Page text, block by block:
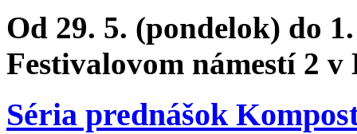
Od 29. 5. (pondelok) do
Festivalovom námestí 2 v
Séria prednášok